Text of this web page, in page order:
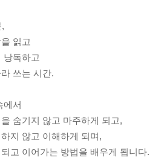
읽고
낭독하고
쓰는 시간.
에서
숨기지 않고 마주하게 되고,
지 않고 이해하게 되며,
고 이어가는 방법을 배우게 됩니다.